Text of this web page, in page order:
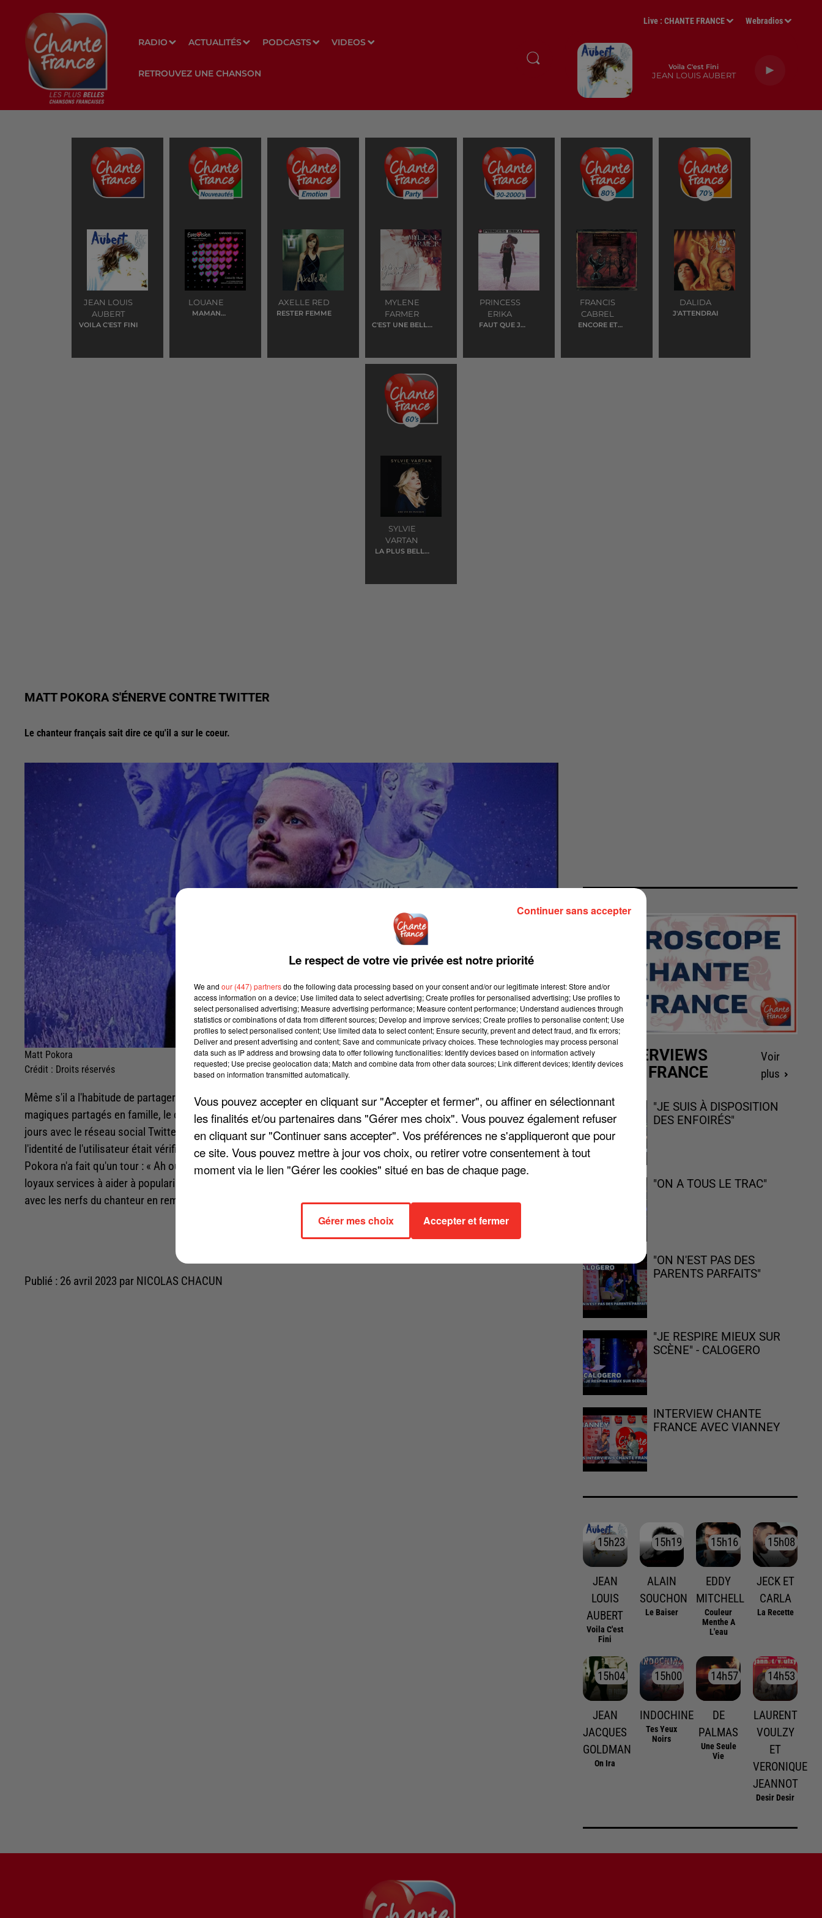
RADIO ACTUALITÉS PODCASTS VIDEOS
RETROUVEZ UNE CHANSON
Live :CHANTE FRANCE Webradios
Voila C'est Fini
JEAN LOUIS AUBERT
JEAN LOUIS
AUBERT
VOILA C'EST FINI
LOUANE
MAMAN
AXELLE RED
RESTER FEMME
MYLENE
FARMER
C'EST UNE BELLE
PRINCESS
ERIKA
FAUT QUE J
FRANCIS
CABREL
ENCORE ET
DALIDA
J'ATTENDRAI
SYLVIE
VARTAN
LA PLUS BELLE
MATT POKORA S'ÉNERVE CONTRE TWITTER
Le chanteur français sait dire ce qu'il a sur le coeur.
Matt Pokora
Crédit : Droits réservés
Même s'il a l'habitude de partager des nouvelles positives comme l'annonce d'une tournée ou bien des moments
magiques partagés en famille, le chanteur français sait aussi dire ce qu'il a sur le cœur. C'était le cas ces derniers
jours avec le réseau social Twitter. En cause, le petit badge bleu, qui indiquait si un compte était certifié et que
l'identité de l'utilisateur était vérifiée a été retiré de la plateforme. Un service désormais payant. Le sang de Matt
Pokora n'a fait qu'un tour : « Ah ouais ils nous ont vraiment retiré le badge bleu les crevards . Après 13 ans de bons et
loyaux services à aider à populariser leur réseau social ... Quelle classe ». Le réseau social semble même avoir joué
avec les nerfs du chanteur en remettant puis en enlevant de nouveau la pastille bleue.
Publié : 26 avril 2023 par NICOLAS CHACUN
LES INTERVIEWS
CHANTE FRANCE
Voir
plus
"JE SUIS À DISPOSITION
DES ENFOIRÉS"
"ON A TOUS LE TRAC"
"ON N'EST PAS DES
PARENTS PARFAITS"
"JE RESPIRE MIEUX SUR
SCÈNE" - CALOGERO
INTERVIEW CHANTE
FRANCE AVEC VIANNEY
15h23
15h23
JEAN
LOUIS
AUBERT
Voila C'est
Fini
15h19
15h19
ALAIN
SOUCHON
Le Baiser
15h16
15h16
EDDY
MITCHELL
Couleur
Menthe A
L'eau
15h08
15h08
JECK ET
CARLA
La Recette
15h04
15h04
JEAN
JACQUES
GOLDMAN
On Ira
15h00
15h00
INDOCHINE
Tes Yeux
Noirs
14h57
14h57
DE
PALMAS
Une Seule
Vie
14h53
14h53
LAURENT
VOULZY
ET
VERONIQUE
JEANNOT
Desir Desir
Le respect de votre vie privée est notre priorité
We and our (447) partnersdo the following data processing based on your consent and/or our legitimate interest: Store and/or
access information on a device; Use limited data to select advertising; Create profiles for personalised advertising; Use profiles to
select personalised advertising; Measure advertising performance; Measure content performance; Understand audiences through
statistics or combinations of data from different sources; Develop and improve services; Create profiles to personalise content; Use
profiles to select personalised content; Use limited data to select content; Ensure security, prevent and detect fraud, and fix errors;
Deliver and present advertising and content; Save and communicate privacy choices. These technologies may process personal
data such as IP address and browsing data to offer following functionalities: Identify devices based on information actively
requested; Use precise geolocation data; Match and combine data from other data sources; Link different devices; Identify devices
based on information transmitted automatically.
Vous pouvez accepter en cliquant sur "Accepter et fermer", ou affiner en sélectionnant
les finalités et/ou partenaires dans "Gérer mes choix". Vous pouvez également refuser
en cliquant sur "Continuer sans accepter". Vos préférences ne s'appliqueront que pour
ce site. Vous pouvez mettre à jour vos choix, ou retirer votre consentement à tout
moment via le lien "Gérer les cookies" situé en bas de chaque page.
Gérer mes choix Accepter et fermer
Continuer sans accepter